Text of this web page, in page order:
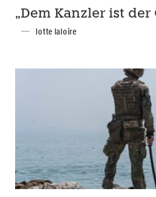
„Dem Kanzler ist der
lotte laloire